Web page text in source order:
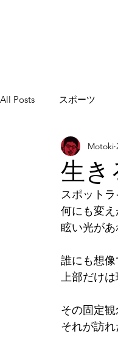
All Posts スポーツ
電動車椅子サッカー
生き
Motoki
スポットラ
何にも変え
眩い光があ
誰にも想像
上部だけは
その固定
それが訪